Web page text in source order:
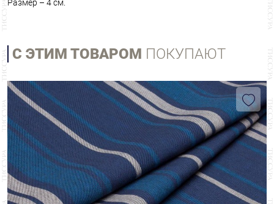
Размер – 4 см.
С ЭТИМ ТОВАРОМ ПОКУПАЮТ